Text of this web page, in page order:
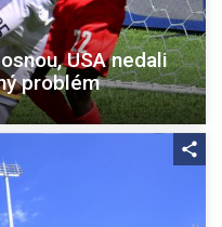
USA nedali
problém